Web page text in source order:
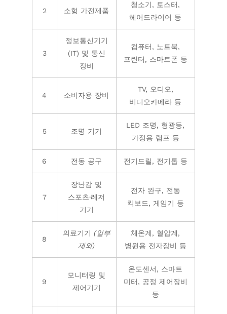
2 소형 가전제품
청소기, 토스터,
헤어드라이어 등
3
정보통신기기
(IT) 및 통신
장비
컴퓨터, 노트북,
프린터, 스마트폰 등
4 소비자용 장비
TV, 오디오,
비디오카메라 등
5 조명 기기
LED 조명, 형광등,
가정용 램프 등
6 전동 공구 전기드릴, 전기톱 등
7
장난감 및
스포츠·레저
기기
전자 완구, 전동
킥보드, 게임기 등
8
의료기기 (일부
제외)
체온계, 혈압계,
병원용 전자장비 등
9
모니터링 및
제어기기
온도센서, 스마트
미터, 공정 제어장비
등